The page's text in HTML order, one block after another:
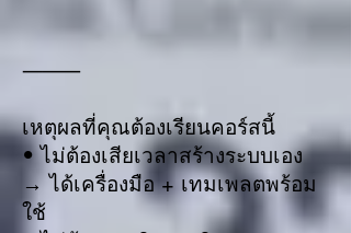
⸻
เหตุผลที่คุณต้องเรียนคอร์สนี้
• ไม่ต้องเสียเวลาสร้างระบบเอง
→ ได้เครื่องมือ + เทมเพลตพร้อม
ใช้